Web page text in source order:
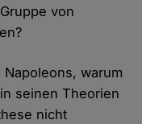
von
warum
seinen Theorien
nicht